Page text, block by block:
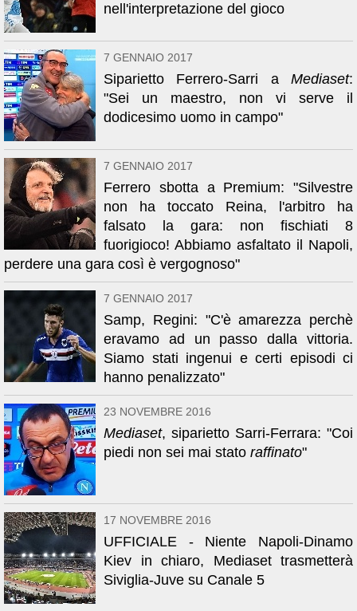
nell'interpretazione del gioco
7 GENNAIO 2017
Siparietto Ferrero-Sarri a Mediaset:
"Sei un maestro, non vi serve il
dodicesimo uomo in campo"
7 GENNAIO 2017
Ferrero sbotta a Premium: "Silvestre
non ha toccato Reina, l'arbitro ha
falsato la gara: non fischiati 8
fuorigioco! Abbiamo asfaltato il Napoli,
perdere una gara così è vergognoso"
7 GENNAIO 2017
Samp, Regini: "C'è amarezza perchè
eravamo ad un passo dalla vittoria.
Siamo stati ingenui e certi episodi ci
hanno penalizzato"
23 NOVEMBRE 2016
Mediaset, siparietto Sarri-Ferrara: "Coi
piedi non sei mai stato raffinato"
17 NOVEMBRE 2016
UFFICIALE - Niente Napoli-Dinamo
Kiev in chiaro, Mediaset trasmetterà
Siviglia-Juve su Canale 5